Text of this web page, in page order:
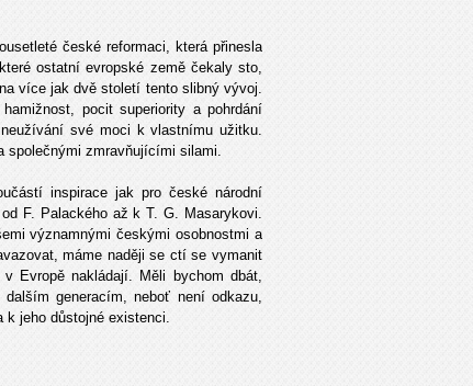
české reformaci, která přinesla
ostatní evropské země čekaly sto,
více jak dvě století tento slibný vývoj.
pocit superiority a pohrdání
své moci k vlastnímu užitku.
společnými zmravňujícími silami.
inspirace jak pro české národní
F. Palackého až k T. G. Masarykovi.
významnými českými osobnostmi a
máme naději se ctí se vymanit
Evropě nakládají. Měli bychom dbát,
generacím, neboť není odkazu,
k jeho důstojné existenci.